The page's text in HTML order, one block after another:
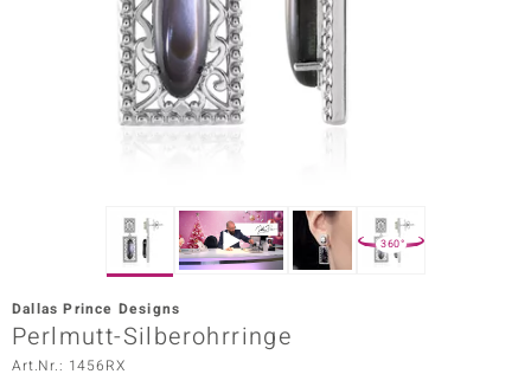
Vogue
360°
Dallas Prince Designs
Perlmutt-Silberohrringe
Art.Nr.: 1456RX